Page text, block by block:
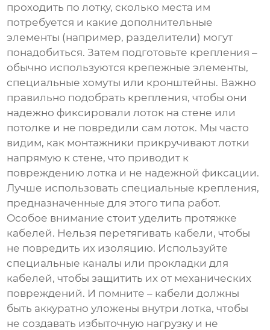
проходить по лотку, сколько места им
потребуется и какие дополнительные
элементы (например, разделители) могут
понадобиться. Затем подготовьте крепления –
обычно используются крепежные элементы,
специальные хомуты или кронштейны. Важно
правильно подобрать крепления, чтобы они
надежно фиксировали лоток на стене или
потолке и не повредили сам лоток. Мы часто
видим, как монтажники прикручивают лотки
напрямую к стене, что приводит к
повреждению лотка и не надежной фиксации.
Лучше использовать специальные крепления,
предназначенные для этого типа работ.
Особое внимание стоит уделить протяжке
кабелей. Нельзя перетягивать кабели, чтобы
не повредить их изоляцию. Используйте
специальные каналы или прокладки для
кабелей, чтобы защитить их от механических
повреждений. И помните – кабели должны
быть аккуратно уложены внутри лотка, чтобы
не создавать избыточную нагрузку и не